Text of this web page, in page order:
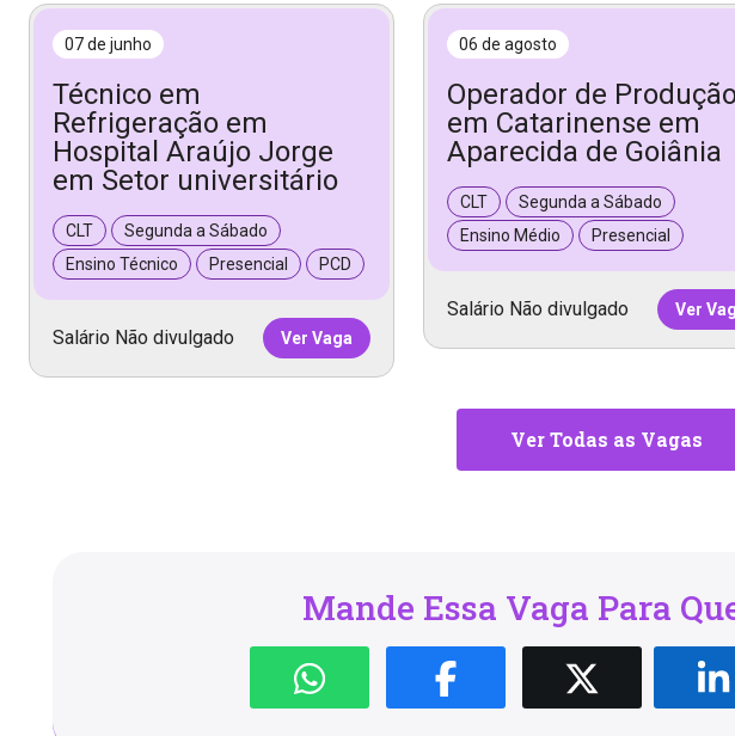
07 de junho
Técnico em
Refrigeração em
Hospital Araújo Jorge
em Setor universitário
CLT
Segunda a Sábado
Ensino Técnico
Presencial PCD
Salário Não divulgado Ver Vaga
06 de agosto
Operador de
em Catarinense em
Aparecida de Goiânia
CLT
Segunda a Sábado
Ensino Médio
Presencial
Salário Não divulgado Ver
Ver Todas as Vagas
Mande Essa Vaga Para